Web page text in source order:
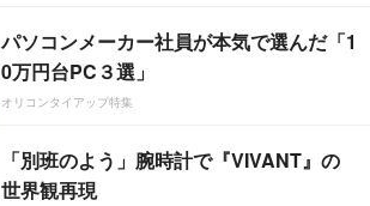
パソコンメーカー社員が本気で選んだ「1
0万円台PC３選」
オリコンタイアップ特集
「別班のよう」腕時計で『VIVANT』の
世界観再現